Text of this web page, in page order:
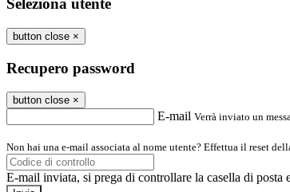
Seleziona utente
button close ×
Recupero password
button close ×
E-mail Verrà inviato un
Non hai una e-mail associata al nome utente? Effettua il reset
E-mail inviata, si prega di controllare la casella di posta